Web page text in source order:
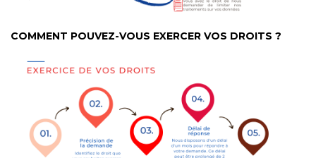
COMMENT POUVEZ-VOUS EXERCER VOS DROITS ?